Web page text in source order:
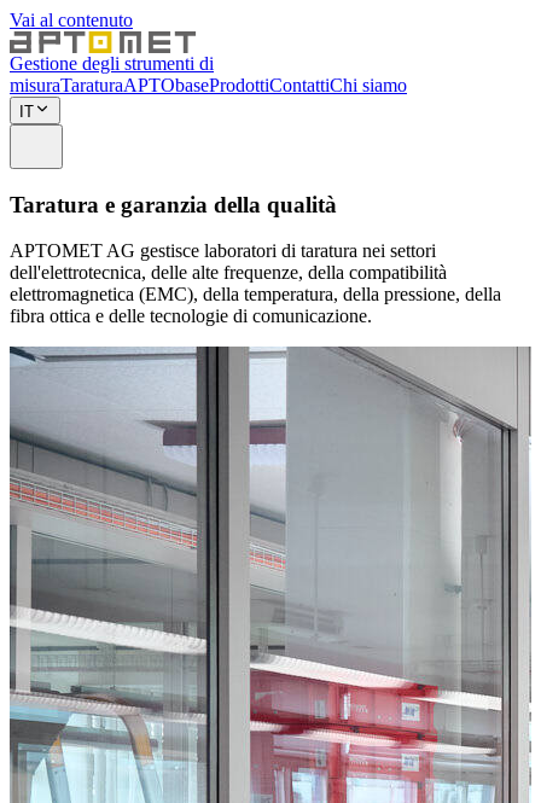
Vai al contenuto
Gestione degli strumenti di
misuraTaraturaAPTObaseProdottiContattiChi siamo
IT
Taratura e garanzia della qualità
APTOMET AG gestisce laboratori di taratura nei settori
dell'elettrotecnica, delle alte frequenze, della compatibilità
elettromagnetica (EMC), della temperatura, della pressione, della
fibra ottica e delle tecnologie di comunicazione.